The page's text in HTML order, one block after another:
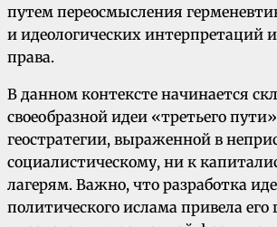
путем переосмысления
и идеологических интерпретаций
права.
В данном контексте начинается
своеобразной идеи «третьего
геостратегии, выраженной в
социалистическому, ни к
лагерям. Важно, что разработка
политического ислама привела его